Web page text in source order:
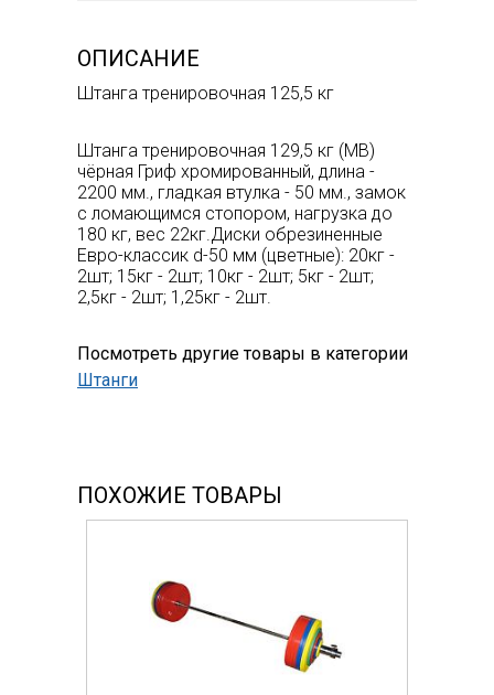
ОПИСАНИЕ
Штанга тренировочная 125,5 кг
Штанга тренировочная 129,5 кг (МВ)
чёрная Гриф хромированный, длина -
2200 мм., гладкая втулка - 50 мм., замок
с ломающимся стопором, нагрузка до
180 кг, вес 22кг.Диски обрезиненные
Евро-классик d-50 мм (цветные): 20кг -
2шт; 15кг - 2шт; 10кг - 2шт; 5кг - 2шт;
2,5кг - 2шт; 1,25кг - 2шт.
Посмотреть другие товары в категории
Штанги
ПОХОЖИЕ ТОВАРЫ